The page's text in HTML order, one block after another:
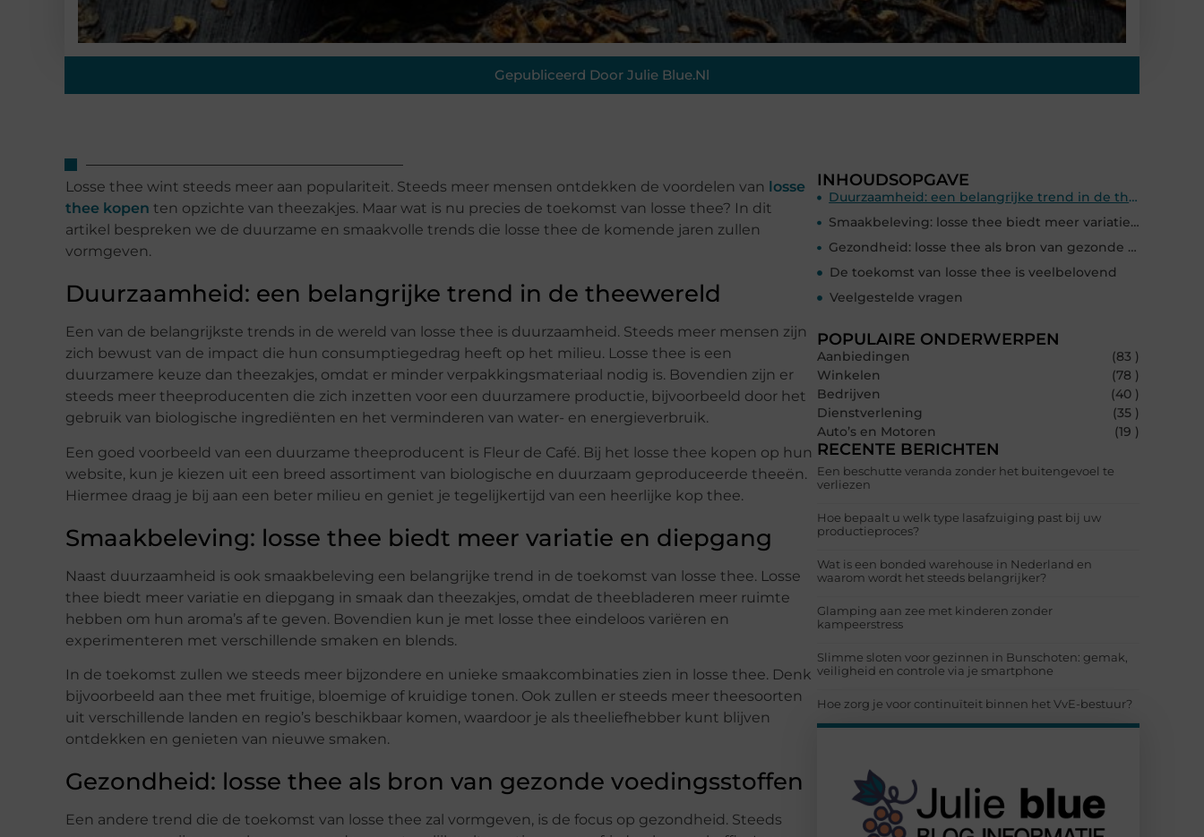
Gepubliceerd Door Julie Blue.nl
Losse thee wint steeds meer aan populariteit. Steeds meer mensen ontdekken de voordelen van losse
thee kopen ten opzichte van theezakjes. Maar wat is nu precies de toekomst van losse thee? In dit
artikel bespreken we de duurzame en smaakvolle trends die losse thee de komende jaren zullen
vormgeven.
Duurzaamheid: een belangrijke trend in de theewereld
Een van de belangrijkste trends in de wereld van losse thee is duurzaamheid. Steeds meer mensen zijn
zich bewust van de impact die hun consumptiegedrag heeft op het milieu. Losse thee is een
duurzamere keuze dan theezakjes, omdat er minder verpakkingsmateriaal nodig is. Bovendien zijn er
steeds meer theeproducenten die zich inzetten voor een duurzamere productie, bijvoorbeeld door het
gebruik van biologische ingrediënten en het verminderen van water- en energieverbruik.
Een goed voorbeeld van een duurzame theeproducent is Fleur de Café. Bij het losse thee kopen op hun
website, kun je kiezen uit een breed assortiment van biologische en duurzaam geproduceerde theeën.
Hiermee draag je bij aan een beter milieu en geniet je tegelijkertijd van een heerlijke kop thee.
Smaakbeleving: losse thee biedt meer variatie en diepgang
Naast duurzaamheid is ook smaakbeleving een belangrijke trend in de toekomst van losse thee. Losse
thee biedt meer variatie en diepgang in smaak dan theezakjes, omdat de theebladeren meer ruimte
hebben om hun aroma’s af te geven. Bovendien kun je met losse thee eindeloos variëren en
experimenteren met verschillende smaken en blends.
In de toekomst zullen we steeds meer bijzondere en unieke smaakcombinaties zien in losse thee. Denk
bijvoorbeeld aan thee met fruitige, bloemige of kruidige tonen. Ook zullen er steeds meer theesoorten
uit verschillende landen en regio’s beschikbaar komen, waardoor je als theeliefhebber kunt blijven
ontdekken en genieten van nieuwe smaken.
Gezondheid: losse thee als bron van gezonde voedingsstoffen
Een andere trend die de toekomst van losse thee zal vormgeven, is de focus op gezondheid. Steeds
INHOUDSOPGAVE
Duurzaamheid: een belangrijke trend in de theewereld
Smaakbeleving: losse thee biedt meer variatie en diepgang
Gezondheid: losse thee als bron van gezonde voedingsstoffen
De toekomst van losse thee is veelbelovend
Veelgestelde vragen
POPULAIRE ONDERWERPEN
Aanbiedingen
(83 )
Winkelen
(78 )
Bedrijven
(40 )
Dienstverlening
(35 )
Auto’s en Motoren
(19 )
RECENTE BERICHTEN
Een beschutte veranda zonder het buitengevoel te
verliezen
Hoe bepaalt u welk type lasafzuiging past bij uw
productieproces?
Wat is een bonded warehouse in Nederland en
waarom wordt het steeds belangrijker?
Glamping aan zee met kinderen zonder
kampeerstress
Slimme sloten voor gezinnen in Bunschoten: gemak,
veiligheid en controle via je smartphone
Hoe zorg je voor continuïteit binnen het VvE-bestuur?